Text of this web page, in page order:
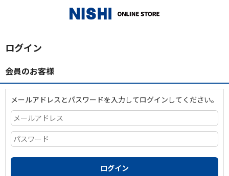
ログイン
会員のお客様
メールアドレスとパスワードを入力してログインしてください。